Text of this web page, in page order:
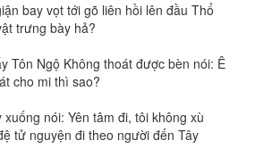
bay vọt tới gõ liên hồi lên đầu Thổ
trưng bày hả?
Tôn Ngộ Không thoát được bèn nói: Ê
cho mi thì sao?
nói: Yên tâm đi, tôi không xù
tử nguyện đi theo người đến Tây